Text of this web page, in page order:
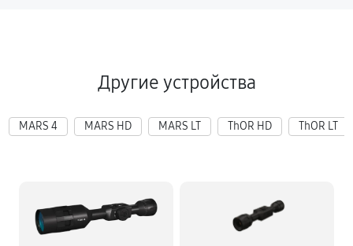
Другие устройства
MARS 4 MARS HD MARS LT ThOR HD ThOR LT